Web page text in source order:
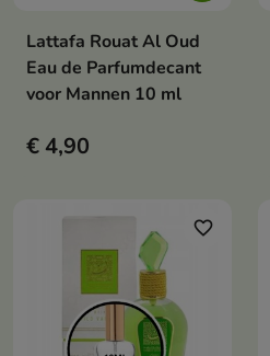
Lattafa Rouat Al Oud
Eau de Parfumdecant
voor Mannen 10 ml
€ 4,90
favorite_border